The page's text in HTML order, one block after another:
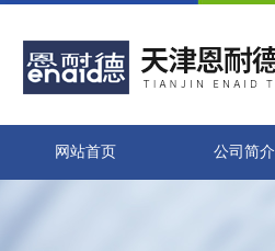
网站首页 公司简介